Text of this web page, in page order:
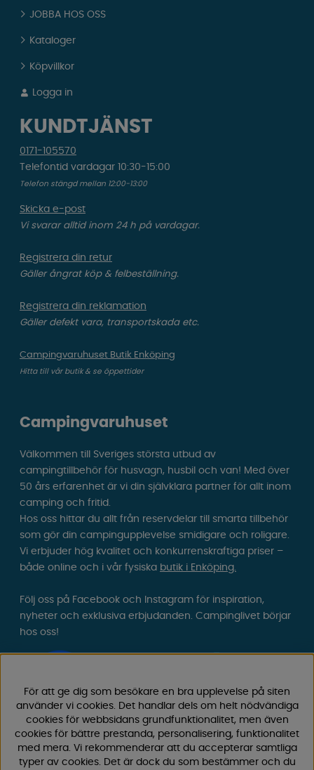
JOBBA HOS OSS
Kataloger
Köpvillkor
Logga in
KUNDTJÄNST
0171-105570
Telefontid vardagar 10:30-15:00
Telefon stängd mellan 12:00-13:00
Skicka e-post
Vi svarar alltid inom 24 h på vardagar.
Registrera din retur
Gäller ångrat köp & felbeställning.
Registrera din reklamation
Gäller defekt vara, transportskada etc.
Campingvaruhuset Butik Enköping
Hitta till vår butik & se öppettider
Campingvaruhuset
Välkommen till Sveriges största utbud av
campingtillbehör för husvagn, husbil och van! Med över
50 års erfarenhet är vi din självklara partner för allt inom
camping och fritid.
Hos oss hittar du allt från reservdelar till smarta tillbehör
som gör din campingupplevelse smidigare och roligare.
Vi erbjuder hög kvalitet och konkurrenskraftiga priser –
både online och i vår fysiska butik i Enköping.
Följ oss på Facebook och Instagram för inspiration,
nyheter och exklusiva erbjudanden. Campinglivet börjar
hos oss!
För att ge dig som besökare en bra upplevelse på siten
använder vi cookies. Det handlar dels om helt nödvändiga
cookies för webbsidans grundfunktionalitet, men även
cookies för bättre prestanda, personalisering, funktionalitet
med mera. Vi rekommenderar att du accepterar samtliga
typer av cookies. Det är dock du som bestämmer och du